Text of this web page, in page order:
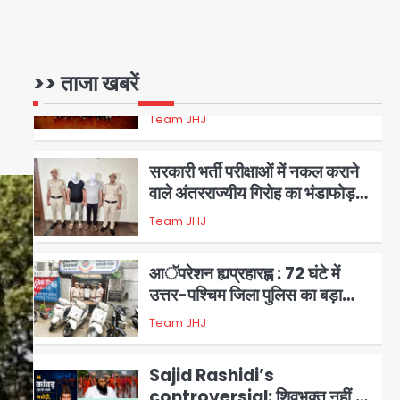
>> ताजा खबरें
3
वाले अंतरराज्यीय गिरोह का भंडाफोड़,
मास्टरमाइंड समेत 7 गिरफ्तार
Team JHJ
4
आॅपरेशन ह्यप्रहारह्ण : 72 घंटे में
उत्तर-पश्चिम जिला पुलिस का बड़ा
एक्शन
Team JHJ
5
Sajid Rashidi’s
controversial: शिवभक्त नहीं,
आतंकवादी हैं’, मौलाना का कांवड़ियों पर
विवादित बयान, BJP विधायक ने कराई
FIR, NSA की मांग
Avinash Kumar
Har Ghar Tiranga